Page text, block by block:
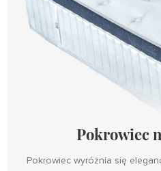
Pokrowiec
Pokrowiec wyróżnia się